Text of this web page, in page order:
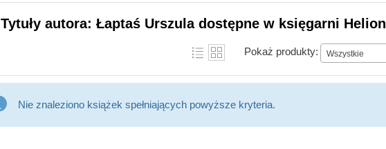
Tytuły autora: Łaptaś Urszula dostępne w księgarni Helion
Pokaż produkty: Wszystkie
Nie znaleziono książek spełniających powyższe kryteria.